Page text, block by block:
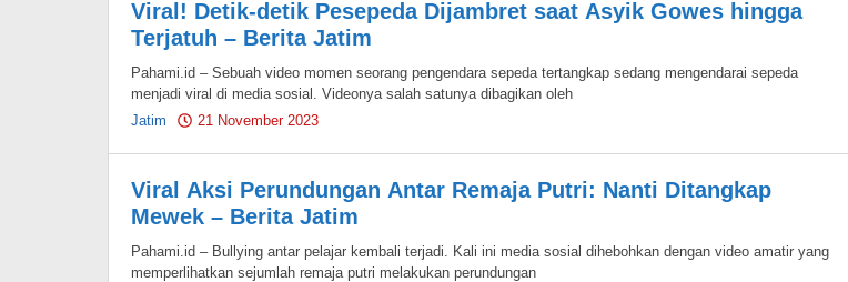
Viral! Detik-detik Pesepeda Dijambret saat Asyik Gowes hingga
Terjatuh – Berita Jatim
Pahami.id – Sebuah video momen seorang pengendara sepeda tertangkap sedang mengendarai sepeda
menjadi viral di media sosial. Videonya salah satunya dibagikan oleh
Jatim
21 November 2023
Viral Aksi Perundungan Antar Remaja Putri: Nanti Ditangkap
Mewek – Berita Jatim
Pahami.id – Bullying antar pelajar kembali terjadi. Kali ini media sosial dihebohkan dengan video amatir yang
memperlihatkan sejumlah remaja putri melakukan perundungan